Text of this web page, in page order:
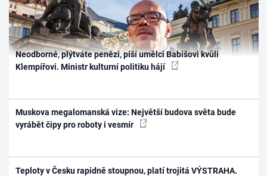
Neodborné, plýtváte penězi, píší umělci Babišovi kvůli
Klempířovi. Ministr kulturní politiku hájí
Muskova megalomanská vize: Největší budova světa bude
vyrábět čipy pro roboty i vesmír
Teploty v Česku rapidně stoupnou, platí trojitá VÝSTRAHA.